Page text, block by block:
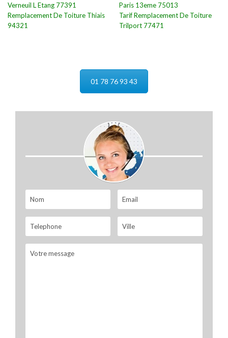
Verneuil L Etang 77391
Remplacement De Toiture Thiais
94321
Paris 13eme 75013
Tarif Remplacement De Toiture
Trilport 77471
01 78 76 93 43